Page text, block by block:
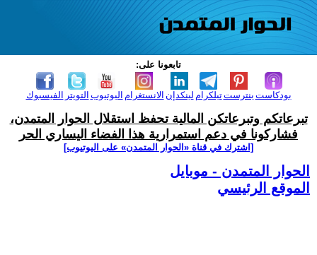
تابعونا على:
الفيسبوك التويتر اليوتيوب الانستغرام لينكدإن تيلكرامبنترست بودكاست
تبرعاتكم وتبرعاتكن المالية تحفظ استقلال الحوار المتمدن،
فشاركونا في دعم استمرارية هذا الفضاء اليساري الحر
[اشترك في قناة ‫«الحوار المتمدن» على اليوتيوب]
الحوار المتمدن - موبايل
الموقع الرئيسي